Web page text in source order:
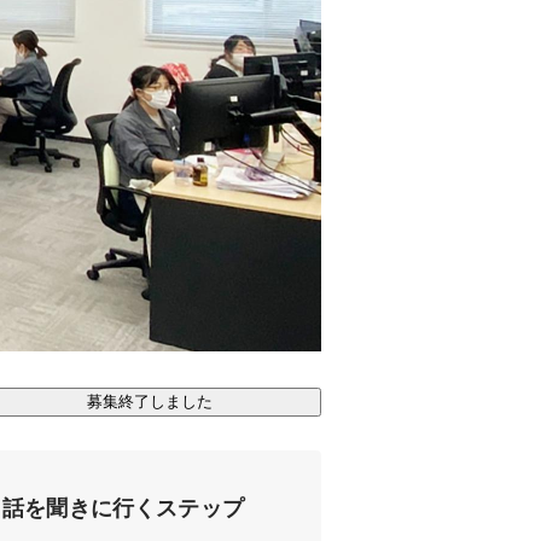
募集終了しました
話を聞きに行くステップ